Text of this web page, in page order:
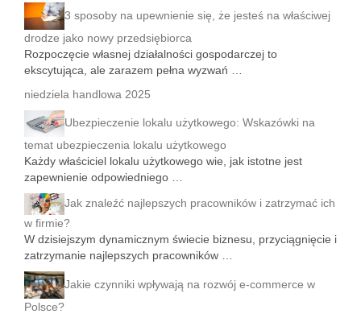
3 sposoby na upewnienie się, że jesteś na właściwej
drodze jako nowy przedsiębiorca
Rozpoczęcie własnej działalności gospodarczej to
ekscytująca, ale zarazem pełna wyzwań …
niedziela handlowa 2025
Ubezpieczenie lokalu użytkowego: Wskazówki na
temat ubezpieczenia lokalu użytkowego
Każdy właściciel lokalu użytkowego wie, jak istotne jest
zapewnienie odpowiedniego …
Jak znaleźć najlepszych pracowników i zatrzymać ich
w firmie?
W dzisiejszym dynamicznym świecie biznesu, przyciągnięcie i
zatrzymanie najlepszych pracowników …
Jakie czynniki wpływają na rozwój e-commerce w
Polsce?